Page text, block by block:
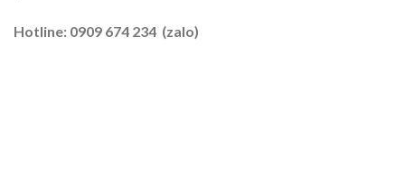
Lúa
Hotline: 0909 674 234 (zalo)